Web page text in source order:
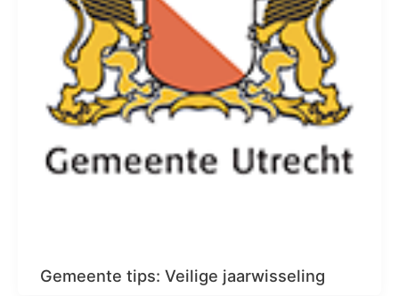
Gemeente tips: Veilige jaarwisseling